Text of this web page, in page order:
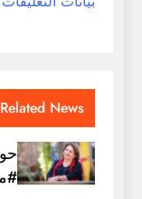
Related News